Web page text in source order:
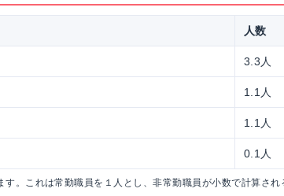
人数
3.3人
1.1人
1.1人
0.1人
。これは常勤職員を１人とし、非常勤職員が小数で計算され